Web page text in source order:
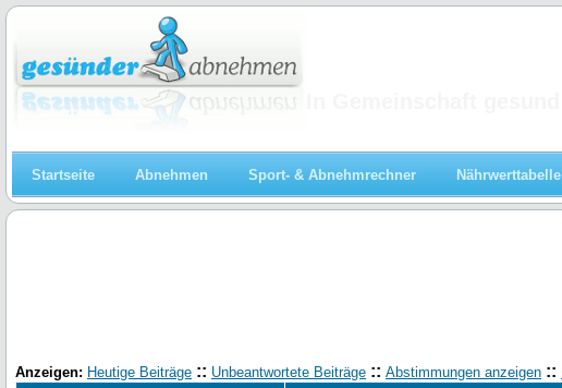
Startseite Abnehmen Sport- & Abnehmrechner Nährwerttabelle
Anzeigen: Heutige Beiträge :: Unbeantwortete Beiträge :: Abstimmungen anzeigen ::